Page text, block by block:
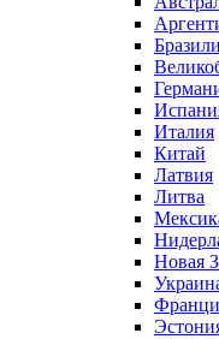
Италия
Китай
Латвия
Литва
Новая